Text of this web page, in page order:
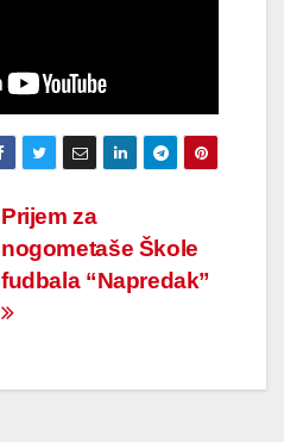
Prijem za
nogometaše Škole
fudbala “Napredak”